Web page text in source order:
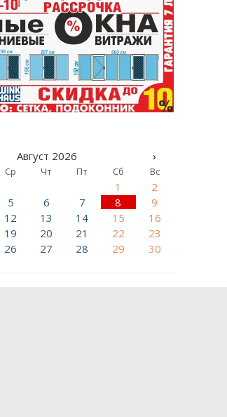
Август 2026 ›
Ср Чт Пт Сб Вс
1
2
5 6 7 8
9
12 13 14 15
16
19 20 21 22
23
26 27 28 29
30